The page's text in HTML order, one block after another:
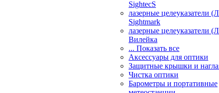
SightecS
лазерные целеуказатели
Sightmark
лазерные целеуказатели
Вилейка
... Показать все
Аксессуары для оптики
Защитные крышки и
Чистка оптики
Барометры и портативные